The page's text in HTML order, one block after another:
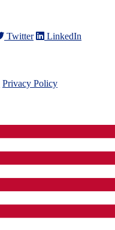
Twitter LinkedIn
Privacy Policy